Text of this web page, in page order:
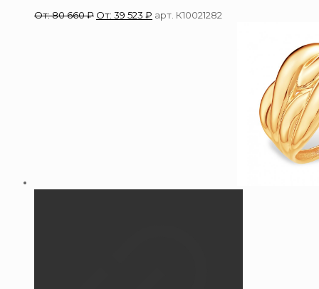
От:80 660₽ От: 39 523 ₽ арт. К10021282